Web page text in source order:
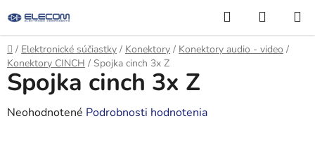
na
obsah
Hľadať
KOŠÍK
Domov
/ Elektronické súčiastky / Konektory / Konektory audio - video /
Konektory CINCH / Spojka cinch 3x Z
Spojka cinch 3x Z
Priemerné
Neohodnotené Podrobnosti hodnotenia